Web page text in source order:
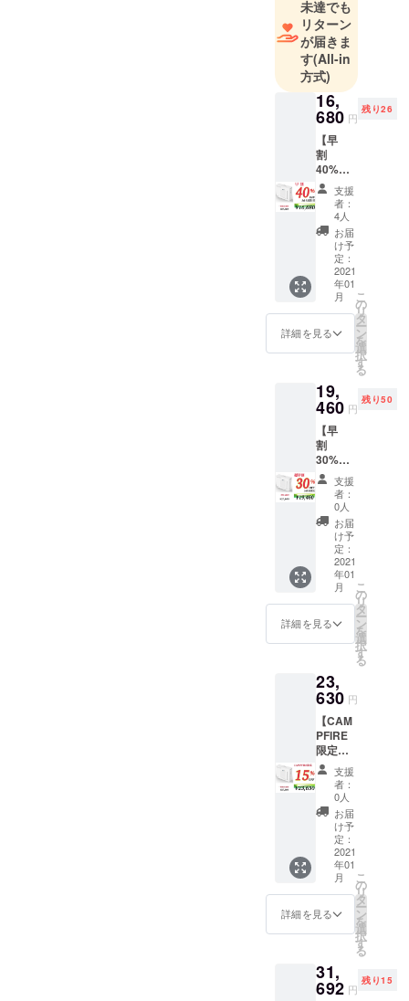
業を展開し
てまいりま
した。 「毎
日をより快
適に過ごせ
るアイテム
を提供し続
ける」を
モットー
に、多くの
方にとって
役立つもの
をお届けす
ること。ク
ラウドファ
ンディング
を通じて、
お客様に喜
いただける
ような製品
を提供した
いと思って
おります。
未達でも
リターン
が届きま
す(All-in
方式)
16,
680 円
残り26
【早
割
40%OF
F!】30
名様限
定
¥27,800
➡︎¥16,6
80(送料
込み)
支援
者：
4人
お届
け予
定：
2021
年01
月
詳細を見る
こ
の
リ
タ
ー
ン
を
選
択
す
る
19,
460 円
残り50
【早
割
30%OF
F!】50
名様限
定
¥27,800
➡︎¥19,4
60(送料
込み)
支援
者：
0人
お届
け予
定：
2021
年01
月
詳細を見る
こ
の
リ
タ
ー
ン
を
選
択
す
る
23,
630 円
【CAM
PFIRE
限定
15%OF
F!】
¥27,800
➡︎¥23,6
支援
者：
0人
お届
け予
定：
2021
年01
月
詳細を見る
こ
の
リ
タ
ー
ン
を
選
択
す
る
31,
692 円
残り15